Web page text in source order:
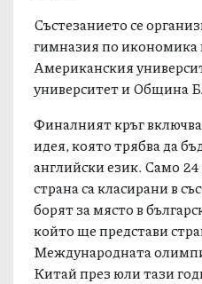
Състезанието се
гимназия по икономика
Американския
университет и Община
Финалният кръг
идея, която трябва да
английски език. Само
страна са класирани в
борят за място в
който ще представи
Международната
Китай през юли тази